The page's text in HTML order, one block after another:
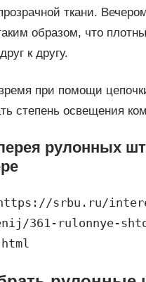
ткани.
образом, что
к другу.
при помощи
степень освещения
рулонных
srbu.ru/
361-rulonnye-